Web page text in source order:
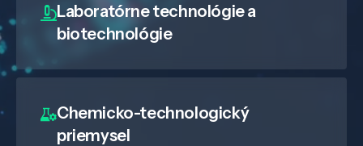
Laboratórne technológie a
biotechnológie
Chemicko-technologický
priemysel